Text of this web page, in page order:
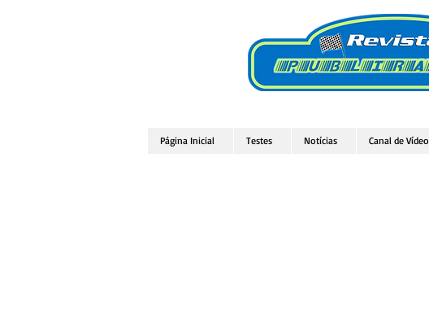
Página Inicial Testes Notícias Canal de Vídeo